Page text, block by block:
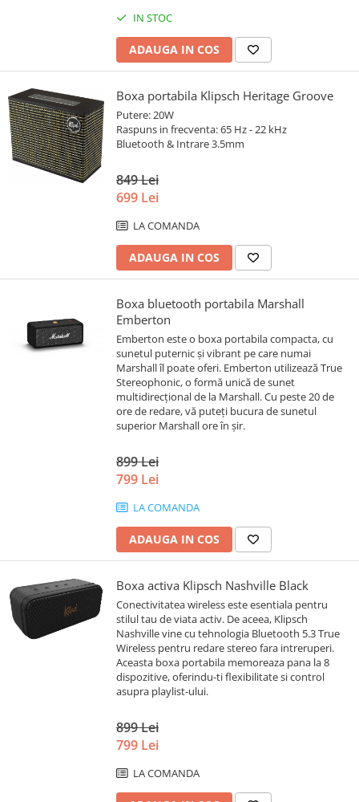
IN STOC
ADAUGA IN COS
Boxa portabila Klipsch Heritage Groove
Putere: 20W
Raspuns in frecventa: 65 Hz - 22 kHz
Bluetooth & Intrare 3.5mm
849 Lei
699 Lei
LA COMANDA
ADAUGA IN COS
Boxa bluetooth portabila Marshall
Emberton
Emberton este o boxa portabila compacta, cu
sunetul puternic și vibrant pe care numai
Marshall îl poate oferi. Emberton utilizează True
Stereophonic, o formă unică de sunet
multidirecțional de la Marshall. Cu peste 20 de
ore de redare, vă puteți bucura de sunetul
superior Marshall ore în șir.
899 Lei
799 Lei
LA COMANDA
ADAUGA IN COS
Boxa activa Klipsch Nashville Black
Conectivitatea wireless este esentiala pentru
stilul tau de viata activ. De aceea, Klipsch
Nashville vine cu tehnologia Bluetooth 5.3 True
Wireless pentru redare stereo fara intreruperi.
Aceasta boxa portabila memoreaza pana la 8
dispozitive, oferindu-ti flexibilitate si control
asupra playlist-ului.
899 Lei
799 Lei
LA COMANDA